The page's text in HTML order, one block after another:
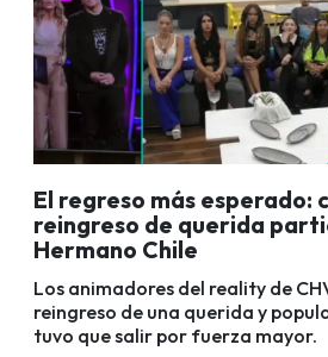
El regreso más esperado:
reingreso de querida
Hermano Chile
Los animadores del reality de
reingreso de una querida y
tuvo que salir por fuerza mayor.